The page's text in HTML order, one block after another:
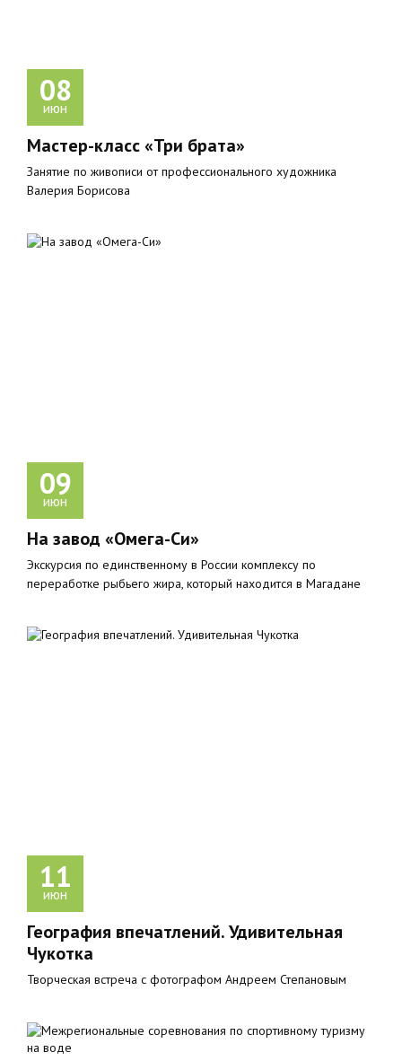
08
июн
Мастер-класс «Три брата»
Занятие по живописи от профессионального художника
Валерия Борисова
09
июн
На завод «Омега-Си»
Экскурсия по единственному в России комплексу по
переработке рыбьего жира, который находится в Магадане
11
июн
География впечатлений. Удивительная
Чукотка
Творческая встреча с фотографом Андреем Степановым